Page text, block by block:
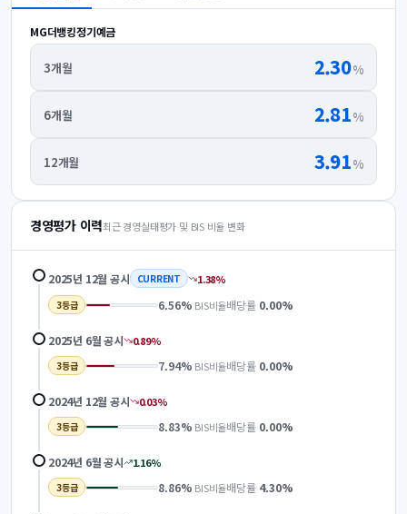
MG더뱅킹정기예금
3개월 2.30%
6개월 2.81%
12개월 3.91%
경영평가 이력최근 경영실태평가 및 BIS 비율 변화
2025년 12월 공시 CURRENT 1.38%
3등급 6.56% BIS비율배당률 0.00%
2025년 6월공시 0.89%
3등급 7.94% BIS비율배당률 0.00%
2024년 12월 공시 0.03%
3등급 8.83% BIS비율배당률 0.00%
2024년 6월공시 1.16%
3등급 8.86% BIS비율배당률 4.30%